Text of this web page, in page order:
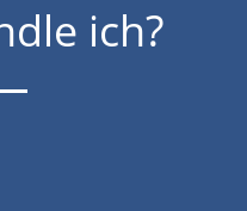
ich?